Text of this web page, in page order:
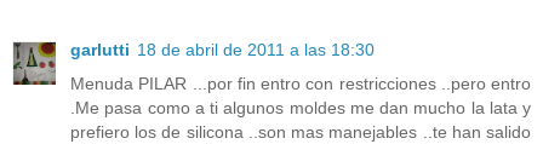
garlutti 18 de abril de 2011 a las 18:30
Menuda PILAR ...por fin entro con restricciones ..pero entro
.Me pasa como a ti algunos moldes me dan mucho la lata y
prefiero los de silicona ..son mas manejables ..te han salido